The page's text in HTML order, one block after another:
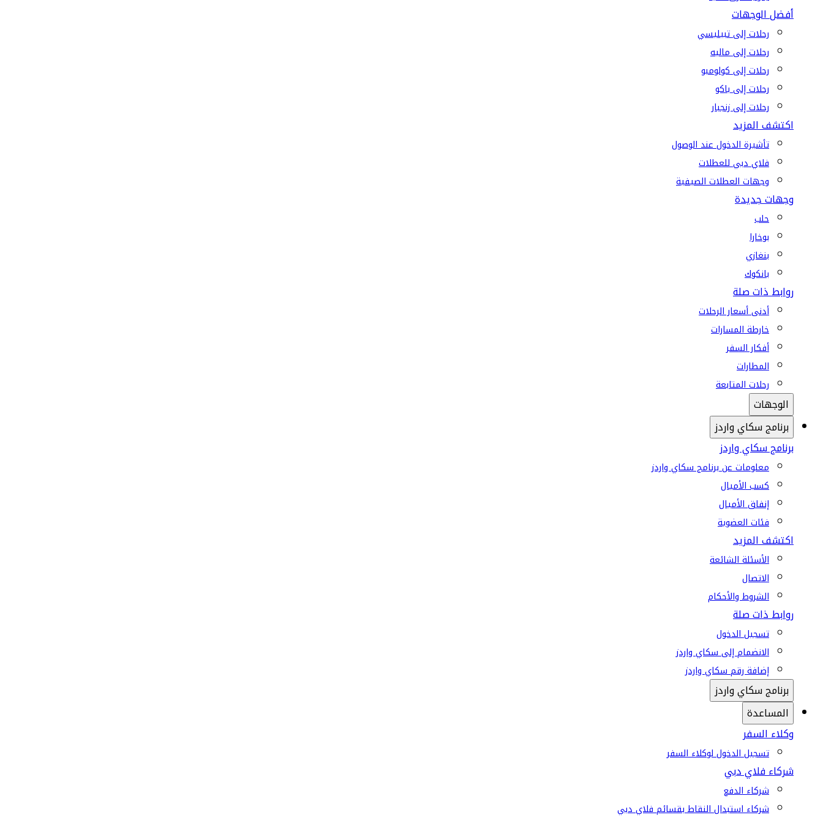
أفضل الوجهات
رحلات إلى تبيليسي
رحلات إلى ماليه
رحلات إلى كولومبو
رحلات إلى باكو
رحلات إلى زنجبار
اكتشف المزيد
تأشيرة الدخول عند الوصول
فلاي دبي للعطلات
وجهات العطلات الصيفية
وجهات جديدة
حلب
بوخارا
بنغازي
بانكوك
روابط ذات صلة
أدنى أسعار الرحلات
خارطة المسارات
أفكار السفر
المطارات
رحلات المتابعة
الوجهات
برنامج سكاي واردز
برنامج سكاي واردز
معلومات عن برنامج سكاي واردز
كسب الأميال
إنفاق الأميال
فئات العضوية
اكتشف المزيد
الأسئلة الشائعة
الاتصال
الشروط والأحكام
روابط ذات صلة
تسجيل الدخول
الانضمام إلى سكاي واردز
إضافة رقم سكاي واردز
برنامج سكاي واردز
المساعدة
وكلاء السفر
تسجيل الدخول لوكلاء السفر
شركاء فلاي دبي
شركاء الدفع
شركاء استبدال النقاط بقسائم فلاي دبي